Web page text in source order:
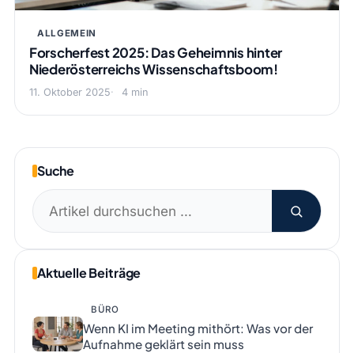
ALLGEMEIN
Forscherfest 2025: Das Geheimnis hinter
Niederösterreichs Wissenschaftsboom!
11. Oktober 2025 4 min
Suche
Suchen
nach:
Aktuelle Beiträge
BÜRO
Wenn KI im Meeting mithört: Was vor der
Aufnahme geklärt sein muss